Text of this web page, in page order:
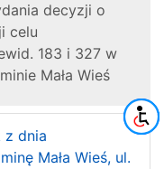
decyzji o
celu
183 i 327 w
Mała Wieś
z dnia
Mała Wieś, ul.